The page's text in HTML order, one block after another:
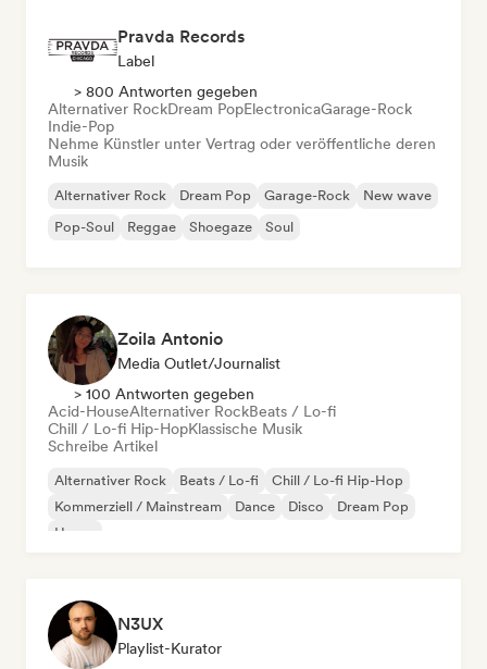
Pravda Records
Label
> 800 Antworten gegeben
Alternativer RockDream PopElectronicaGarage-Rock
Indie-Pop
Nehme Künstler unter Vertrag oder veröffentliche deren
Musik
Alternativer Rock Dream Pop Garage-Rock
New wave
Pop-Soul
Reggae Shoegaze Soul
Zoila Antonio
Media Outlet/Journalist
> 100 Antworten gegeben
Acid-HouseAlternativer RockBeats / Lo-fi
Chill / Lo-fi Hip-HopKlassische Musik
Schreibe Artikel
Alternativer Rock Beats / Lo-fi
Chill / Lo-fi Hip-Hop
Kommerziell / Mainstream
Dance Disco
Dream Pop
House
N3UX
Playlist-Kurator